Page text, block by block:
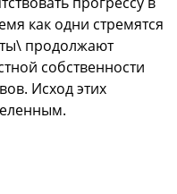
как одни стремятся
продолжают
собственности
Исход этих